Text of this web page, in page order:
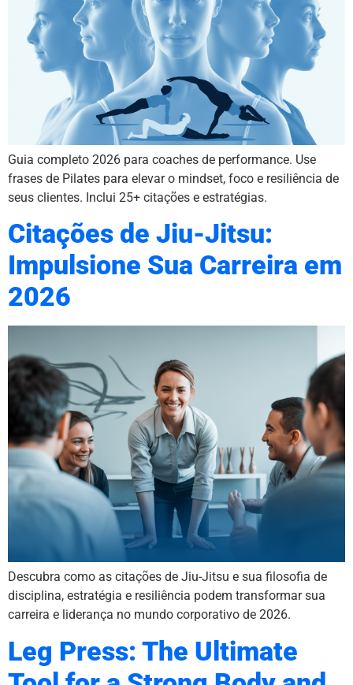
Guia completo 2026 para coaches de performance. Use
frases de Pilates para elevar o mindset, foco e resiliência de
seus clientes. Inclui 25+ citações e estratégias.
Citações de Jiu-Jitsu:
Impulsione Sua Carreira em
2026
Descubra como as citações de Jiu-Jitsu e sua filosofia de
disciplina, estratégia e resiliência podem transformar sua
carreira e liderança no mundo corporativo de 2026.
Leg Press: The Ultimate